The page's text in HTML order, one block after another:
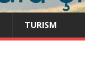
TURISM